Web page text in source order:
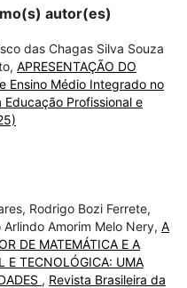
autor(es)
das Chagas Silva Souza
APRESENTAÇÃO DO
Ensino Médio Integrado no
Educação Profissional e
Rodrigo Bozi Ferrete,
Amorim Melo Nery, A
DE MATEMÁTICA E A
E TECNOLÓGICA: UMA
, Revista Brasileira da